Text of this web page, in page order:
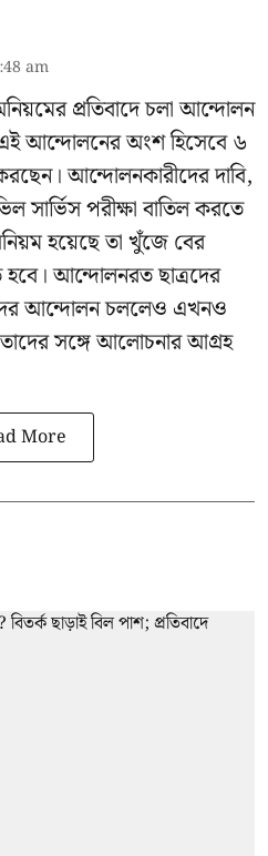
am
প্রতিবাদে চলা আন্দোলন
আন্দোলনের অংশ হিসেবে ৬
আন্দোলনকারীদের দাবি,
সার্ভিস পরীক্ষা বাতিল করতে
হয়েছে তা খুঁজে বের
আন্দোলনরত ছাত্রদের
আন্দোলন চললেও এখনও
সঙ্গে আলোচনার আগ্রহ
More